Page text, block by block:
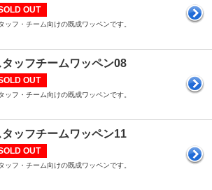
OUT
ッフ・チーム向けの既成ワッペンです。
タッフチームワッペン08
OUT
ッフ・チーム向けの既成ワッペンです。
タッフチームワッペン11
OUT
ッフ・チーム向けの既成ワッペンです。